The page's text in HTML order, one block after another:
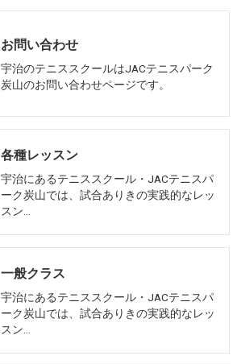
お問い合わせ
宇治のテニススクールはJACテニスパーク
炭山のお問い合わせページです。
各種レッスン
宇治にあるテニススクール・JACテニスパ
ーク炭山では、試合ありきの実践的なレッ
スン…
一般クラス
宇治にあるテニススクール・JACテニスパ
ーク炭山では、試合ありきの実践的なレッ
スン…